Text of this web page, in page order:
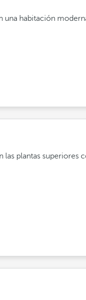
una habitación
las plantas superiores